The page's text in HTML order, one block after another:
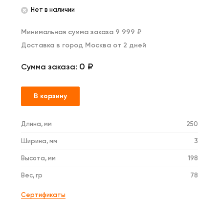
Нет в наличии
Минимальная сумма заказа 9 999 ₽
Доставка в город Москва от 2 дней
Сумма заказа: 0 ₽
В корзину
Длина, мм 250
Ширина, мм 3
Высота, мм 198
Вес, гр 78
Сертификаты